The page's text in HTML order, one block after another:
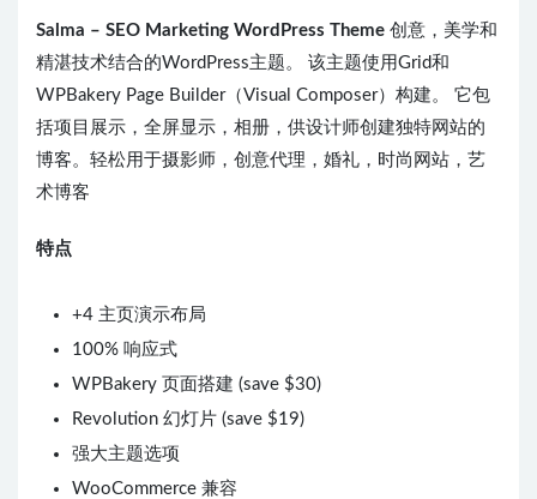
Salma – SEO Marketing WordPress Theme 创意，美学和
精湛技术结合的WordPress主题。 该主题使用Grid和
WPBakery Page Builder（Visual Composer）构建。 它包
括项目展示，全屏显示，相册，供设计师创建独特网站的
博客。轻松用于摄影师，创意代理，婚礼，时尚网站，艺
术博客
特点
+4 主页演示布局
100% 响应式
WPBakery 页面搭建 (save $30)
Revolution 幻灯片 (save $19)
强大主题选项
WooCommerce 兼容